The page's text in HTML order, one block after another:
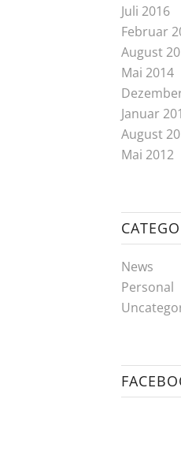
Juli 2016
Februar
August
Mai 2014
Januar
August
Mai 2012
News
Personal